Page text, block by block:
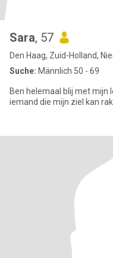
Sara, 57
Den Haag, Zuid-Holland,
Suche: Männlich 50 - 69
Ben helemaal blij met mijn
iemand die mijn ziel kan